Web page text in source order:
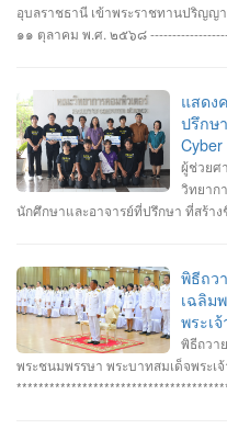
อุบลราชธานี เข้าพระราชทานปริญญ
๑๑ ตุลาคม พ.ศ. ๒๕๖๘
แสดง
ปรึกษ
ผู้ช่วยศ
วิทยาก
นักศึกษาและอาจารย์ที่ปรึกษา ที่สร้า
ปลอดภัยทางไซเบอร์ IT RERU
“เปิดโลกวิชาการ 25 ปี มหาวิทยาลัย
Senior #รางวัลชนะเลิศ ทีม Don’t
อาทิตย์ สายกนก นายสุริยา ขันทา ทำ
ชนะเลิศอันดับที่_1 ทีม MVP นายอัม
รพงษ์ โสระธิ ทำคะแนนได้ 1310 คะ
พิธีถว
เฉลิม
พระเ
พิธีถวา
พระชนมพรรษา พระบาทสมเด็จพระเ